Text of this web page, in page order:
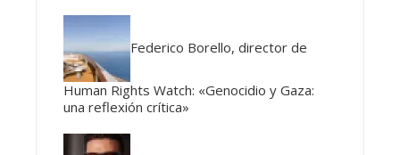
Federico Borello, director de
Human Rights Watch: «Genocidio y Gaza:
una reflexión crítica»